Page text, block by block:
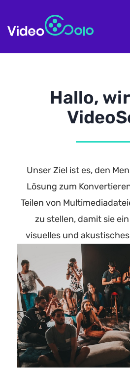
Hallo,
Unser Ziel ist es, den
Lösung zum
Teilen von
zu stellen, damit sie
visuelles und